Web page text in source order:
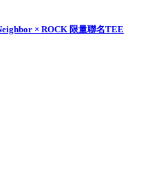
× ROCK 限量聯名TEE